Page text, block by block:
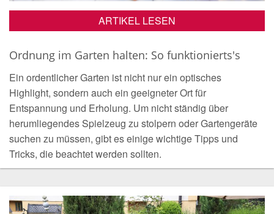
ARTIKEL LESEN
Ordnung im Garten halten: So funktionierts's
Ein ordentlicher Garten ist nicht nur ein optisches
Highlight, sondern auch ein geeigneter Ort für
Entspannung und Erholung. Um nicht ständig über
herumliegendes Spielzeug zu stolpern oder Gartengeräte
suchen zu müssen, gibt es einige wichtige Tipps und
Tricks, die beachtet werden sollten.